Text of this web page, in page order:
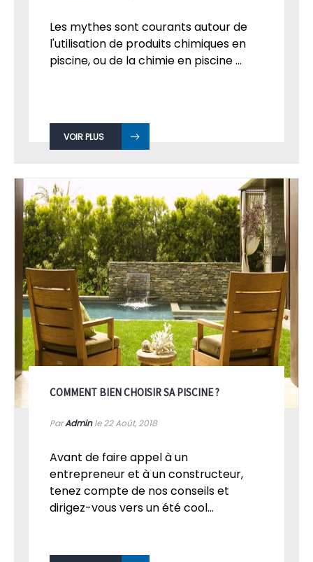
Les mythes sont courants autour de
l'utilisation de produits chimiques en
piscine, ou de la chimie en piscine ...
VOIR PLUS
COMMENT BIEN CHOISIR SA PISCINE ?
ParAdminle 22Août, 2018
Avant de faire appel à un
entrepreneur et à un constructeur,
tenez compte de nos conseils et
dirigez-vous vers un été cool...